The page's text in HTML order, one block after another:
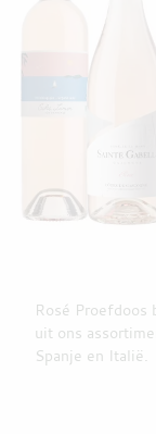
Rosé Proefdoos
uit ons
Spanje en Italië.